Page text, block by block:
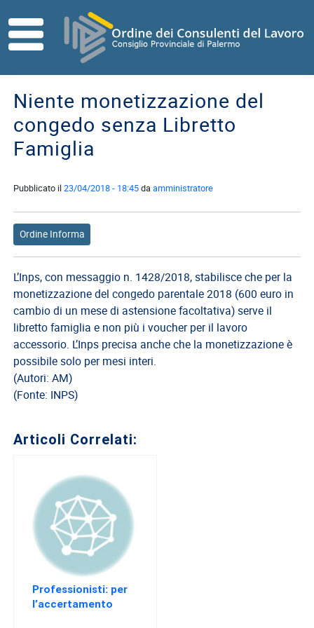
HOME
Direttivo
Consiglio
di
Contatti
Commissioni
Referenti
ISCRITTI
I
Consulenti
del
Lavoro
Ricerca
Iscritti
Modulistica
Norme
e
Direttivo
Ancl
ENPACL
Previdenza
Enpacl
Niente monetizzazione del
congedo senza Libretto
Famiglia
Pubblicato il23/04/2018 - 18:45daamministratore
Ordine Informa
L’Inps, con messaggio n. 1428/2018, stabilisce che per la
monetizzazione del congedo parentale 2018 (600 euro in
cambio di un mese di astensione facoltativa) serve il
libretto famiglia e non più i voucher per il lavoro
accessorio. L’Inps precisa anche che la monetizzazione è
possibile solo per mesi interi.
(Autori: AM)
(Fonte: INPS)
Articoli Correlati:
Professionisti: per
l’accertamento